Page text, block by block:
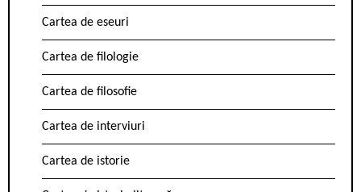
Cartea de eseuri
Cartea de filologie
Cartea de filosofie
Cartea de interviuri
Cartea de istorie